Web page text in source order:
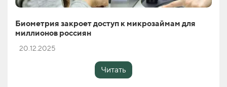
Биометрия закроет доступ к микрозаймам для
миллионов россиян
20.12.2025
Читать